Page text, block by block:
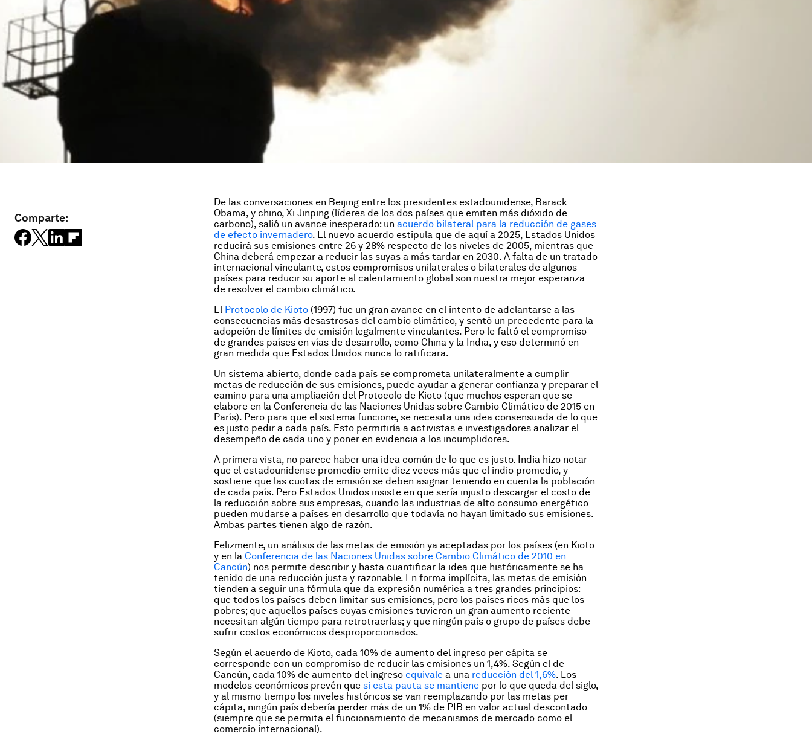
Comparte:
De las conversaciones en Beijing entre los presidentes estadounidense, Barack
Obama, y chino, Xi Jinping (líderes de los dos países que emiten más dióxido de
carbono), salió un avance inesperado: un acuerdo bilateral para la reducción de gases
de efecto invernadero. El nuevo acuerdo estipula que de aquí a 2025, Estados Unidos
reducirá sus emisiones entre 26 y 28% respecto de los niveles de 2005, mientras que
China deberá empezar a reducir las suyas a más tardar en 2030. A falta de un tratado
internacional vinculante, estos compromisos unilaterales o bilaterales de algunos
países para reducir su aporte al calentamiento global son nuestra mejor esperanza
de resolver el cambio climático.
El Protocolo de Kioto (1997) fue un gran avance en el intento de adelantarse a las
consecuencias más desastrosas del cambio climático, y sentó un precedente para la
adopción de límites de emisión legalmente vinculantes. Pero le faltó el compromiso
de grandes países en vías de desarrollo, como China y la India, y eso determinó en
gran medida que Estados Unidos nunca lo ratificara.
Un sistema abierto, donde cada país se comprometa unilateralmente a cumplir
metas de reducción de sus emisiones, puede ayudar a generar confianza y preparar el
camino para una ampliación del Protocolo de Kioto (que muchos esperan que se
elabore en la Conferencia de las Naciones Unidas sobre Cambio Climático de 2015 en
París). Pero para que el sistema funcione, se necesita una idea consensuada de lo que
es justo pedir a cada país. Esto permitiría a activistas e investigadores analizar el
desempeño de cada uno y poner en evidencia a los incumplidores.
A primera vista, no parece haber una idea común de lo que es justo. India hizo notar
que el estadounidense promedio emite diez veces más que el indio promedio, y
sostiene que las cuotas de emisión se deben asignar teniendo en cuenta la población
de cada país. Pero Estados Unidos insiste en que sería injusto descargar el costo de
la reducción sobre sus empresas, cuando las industrias de alto consumo energético
pueden mudarse a países en desarrollo que todavía no hayan limitado sus emisiones.
Ambas partes tienen algo de razón.
Felizmente, un análisis de las metas de emisión ya aceptadas por los países (en Kioto
y en la Conferencia de las Naciones Unidas sobre Cambio Climático de 2010 en
Cancún) nos permite describir y hasta cuantificar la idea que históricamente se ha
tenido de una reducción justa y razonable. En forma implícita, las metas de emisión
tienden a seguir una fórmula que da expresión numérica a tres grandes principios:
que todos los países deben limitar sus emisiones, pero los países ricos más que los
pobres; que aquellos países cuyas emisiones tuvieron un gran aumento reciente
necesitan algún tiempo para retrotraerlas; y que ningún país o grupo de países debe
sufrir costos económicos desproporcionados.
Según el acuerdo de Kioto, cada 10% de aumento del ingreso per cápita se
corresponde con un compromiso de reducir las emisiones un 1,4%. Según el de
Cancún, cada 10% de aumento del ingreso equivale a una reducción del 1,6%. Los
modelos económicos prevén que si esta pauta se mantiene por lo que queda del siglo,
y al mismo tiempo los niveles históricos se van reemplazando por las metas per
cápita, ningún país debería perder más de un 1% de PIB en valor actual descontado
(siempre que se permita el funcionamiento de mecanismos de mercado como el
comercio internacional).